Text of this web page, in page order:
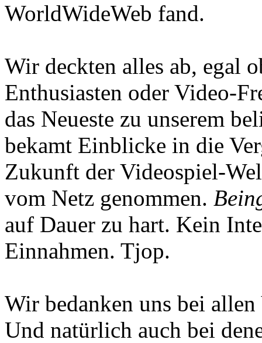
WorldWideWeb fand.
Wir deckten alles ab, egal
Enthusiasten oder Video-
das Neueste zu unserem
bekamt Einblicke in die
Zukunft der Videospiel-
vom Netz genommen.
auf Dauer zu hart. Kein
Einnahmen. Tjop.
Wir bedanken uns bei
Und natürlich auch bei